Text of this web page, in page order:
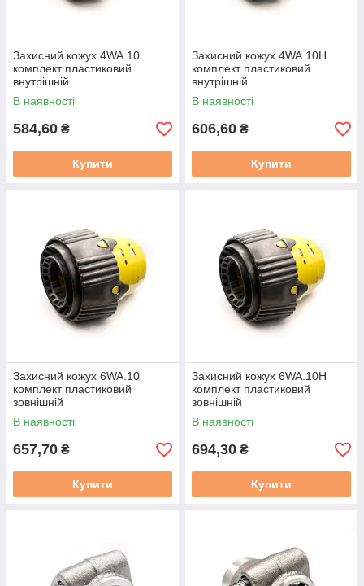
Захисний кожух 4WA.10
комплект пластиковий
внутрішній
В наявності
584,60 ₴
Купити
Захисний кожух 4WA.10Н
комплект пластиковий
внутрішній
В наявності
606,60 ₴
Купити
Захисний кожух 6WA.10
комплект пластиковий
зовнішній
В наявності
657,70 ₴
Купити
Захисний кожух 6WA.10H
комплект пластиковий
зовнішній
В наявності
694,30 ₴
Купити